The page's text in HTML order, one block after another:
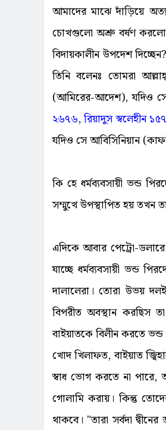
আমাদের মাঝে দাঁড়িয়ে
চোখগুলো অশ্রু বর্ষণ করলো।
বিদায়কালীন উপদেশ
তিনি বলেনঃ তোমরা
(আমিরের-আদেশ), যদিও
২৬৭৬,রিয়াদুস স্বলেহীন ১৫৭
যদিও সে আবিসিনিয়ান
কি হে ধর্মব্যবসায়ী ভন্ড
সম্মুখে উপস্থাপিত হয় তখন
এদিকে আবার পেট্রো-
যাচ্ছে ধর্মব্যবসায়ী ভন্ড
দালালেরা। তোরা উভয়
বিপরীত অবস্থান করছিস
বাইয়াতকে বিলীন করতে ভন্ড
খোদ খিলাফত, বাইয়াত
স্বাধ ভোগ করতে না পারে,
গোলামি করায়। কিন্তু
থাকবে। "তারা সর্বদা